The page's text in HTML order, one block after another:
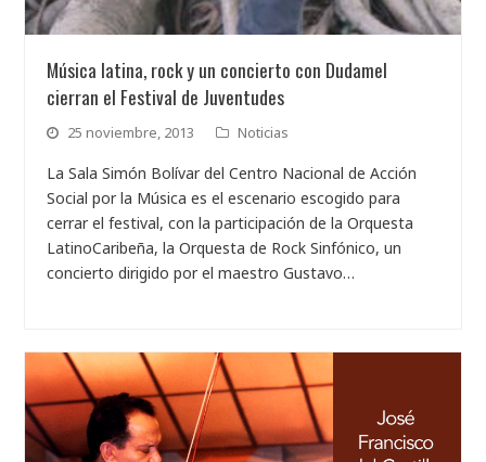
Música latina, rock y un concierto con Dudamel
cierran el Festival de Juventudes
25 noviembre, 2013 Noticias
La Sala Simón Bolívar del Centro Nacional de Acción
Social por la Música es el escenario escogido para
cerrar el festival, con la participación de la Orquesta
LatinoCaribeña, la Orquesta de Rock Sinfónico, un
concierto dirigido por el maestro Gustavo…